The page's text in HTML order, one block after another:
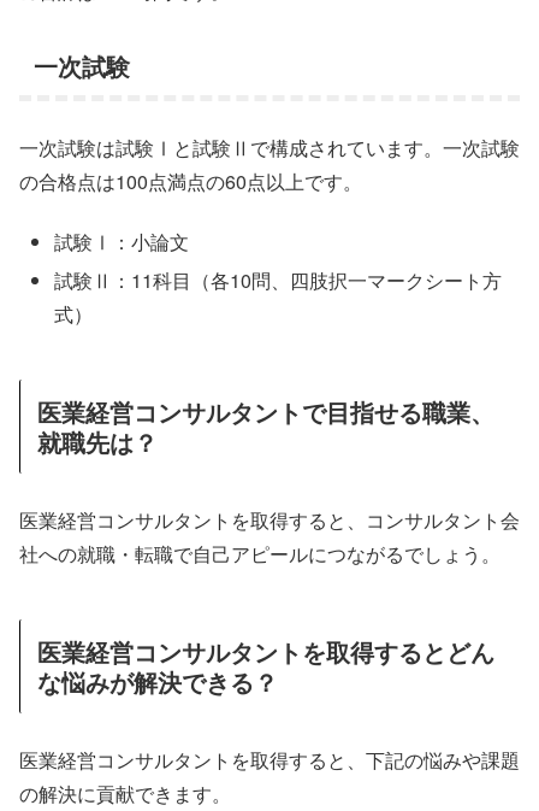
一次試験
一次試験は試験Ⅰと試験Ⅱで構成されています。一次試験
の合格点は100点満点の60点以上です。
試験Ⅰ：小論文
試験Ⅱ：11科目（各10問、四肢択一マークシート方
式）
医業経営コンサルタントで目指せる職業、
就職先は？
医業経営コンサルタントを取得すると、コンサルタント会
社への就職・転職で自己アピールにつながるでしょう。
医業経営コンサルタントを取得するとどん
な悩みが解決できる？
医業経営コンサルタントを取得すると、下記の悩みや課題
の解決に貢献できます。